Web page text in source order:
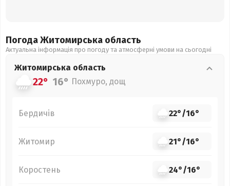
Погода Житомирська область
Актуальна інформація про погоду та атмосферні умови на сьогодні
Житомирська область
22° 16° Похмуро, дощ
Бердичів 22°/16°
Житомир 21°/16°
Коростень 24°/16°